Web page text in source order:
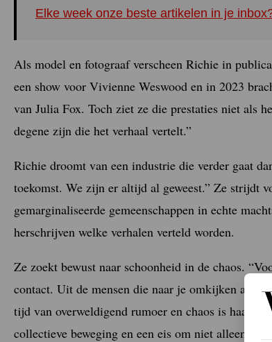
Elke week onze beste artikelen in je
Als model en fotograaf verscheen Richie in
een show voor Vivienne Weswood en in 2023
van Julia Fox. Toch ziet ze die prestaties niet als
degene zijn die het verhaal vertelt.”
Richie droomt van een industrie die verder gaat
toekomst. We zijn er altijd al geweest.” Ze strijdt
gemarginaliseerde gemeenschappen in echte
herschrijven welke verhalen verteld worden.
Ze zoekt bewust naar schoonheid in de chaos.
contact. Uit de mensen die naar je omkijken als
tijd van overweldigend rumoer en chaos is haar
collectieve beweging en een eis om niet alleen